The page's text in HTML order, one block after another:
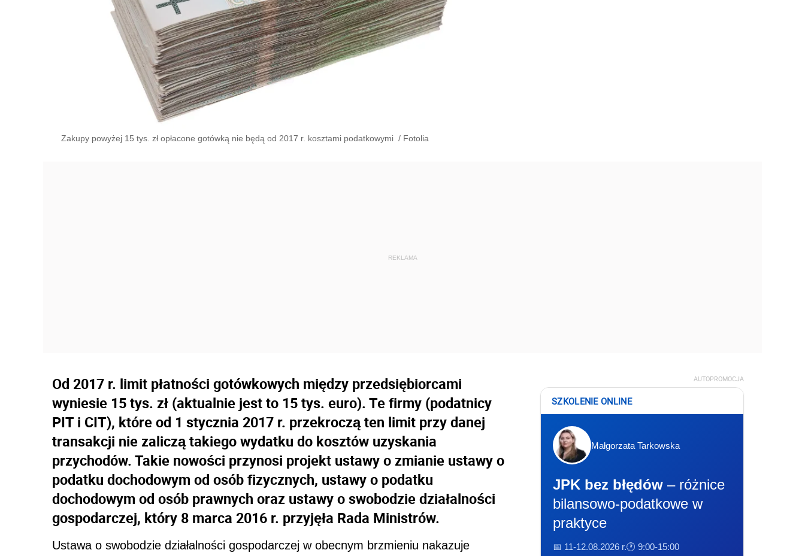
Zakupy powyżej 15 tys. zł opłacone gotówką nie będą od 2017 r. kosztami podatkowymi / Fotolia
Od 2017 r. limit płatności gotówkowych między przedsiębiorcami
wyniesie 15 tys. zł (aktualnie jest to 15 tys. euro). Te firmy (podatnicy
PIT i CIT), które od 1 stycznia 2017 r. przekroczą ten limit przy danej
transakcji nie zaliczą takiego wydatku do kosztów uzyskania
przychodów. Takie nowości przynosi projekt ustawy o zmianie ustawy o
podatku dochodowym od osób fizycznych, ustawy o podatku
dochodowym od osób prawnych oraz ustawy o swobodzie działalności
gospodarczej, który 8 marca 2016 r. przyjęła Rada Ministrów.
Ustawa o swobodzie działalności gospodarczej w obecnym brzmieniu nakazuje
AUTOPROMOCJA
SZKOLENIE ONLINE
Małgorzata Tarkowska
JPK bez błędów – różnice
bilansowo-podatkowe w
praktyce
📅 11-12.08.2026 r.🕐 9:00-15:00